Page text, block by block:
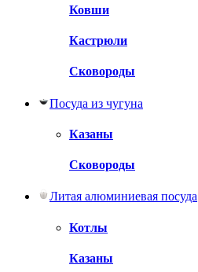
Ковши
Кастрюли
Сковороды
Посуда из чугуна
Казаны
Сковороды
Литая алюминиевая посуда
Котлы
Казаны